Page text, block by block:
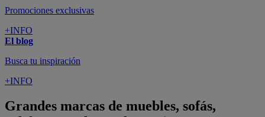
Promociones exclusivas
+INFO
El blog
Busca tu inspiración
+INFO
Grandes marcas de muebles, sofás,